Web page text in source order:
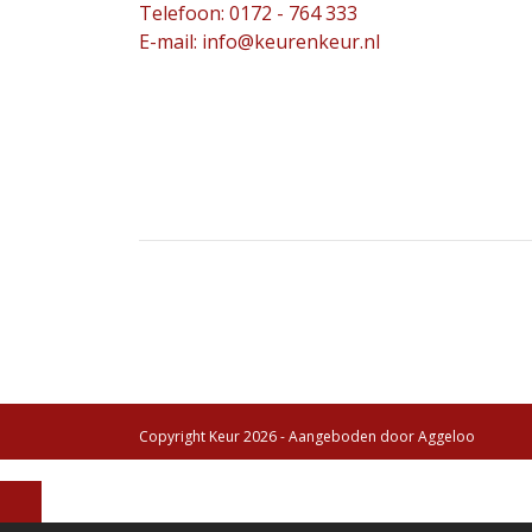
Telefoon: 0172 - 764 333
E-mail: info@keurenkeur.nl
Copyright Keur 2026 - Aangeboden doorAggeloo